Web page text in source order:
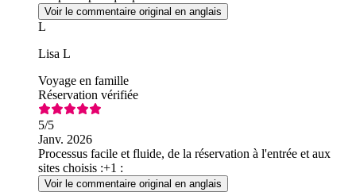
Voir le commentaire original en anglais
L
Lisa L
Voyage en famille
Réservation vérifiée
5/5
Janv. 2026
Processus facile et fluide, de la réservation à l'entrée et aux
sites choisis :+1 :
Voir le commentaire original en anglais